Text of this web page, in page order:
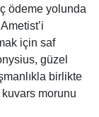
ödeme yolunda
için saf
güzel
birlikte
kuvars morunu